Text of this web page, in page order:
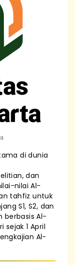
di dunia
dan
nilai Al-
tahfiz untuk
S1, S2, dan
berbasis Al-
sejak 1 April
Al-